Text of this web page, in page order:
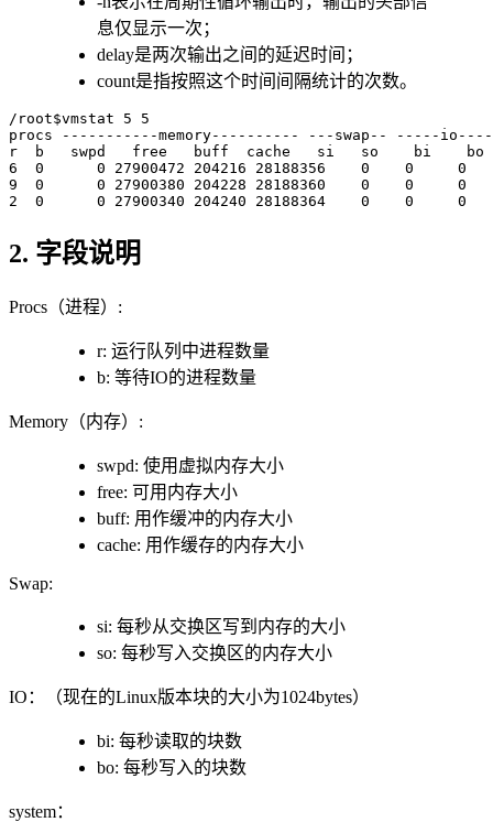
息仅显示一次；
delay是两次输出之间的延迟时间；
count是指按照这个时间间隔统计的次数。
/root$vmstat 5 5
procs -----------memory---------- ---swap-- -----
r  b   swpd   free   buff  cache   si   so    bi    bo
6  0      0 27900472 204216 28188356    0    0
9  0      0 27900380 204228 28188360    0    0     0
2. 字段说明
Procs（进程）:
r: 运行队列中进程数量
b: 等待IO的进程数量
Memory（内存）:
swpd: 使用虚拟内存大小
free: 可用内存大小
buff: 用作缓冲的内存大小
cache: 用作缓存的内存大小
Swap:
si: 每秒从交换区写到内存的大小
so: 每秒写入交换区的内存大小
IO：（现在的Linux版本块的大小为1024bytes）
bi: 每秒读取的块数
bo: 每秒写入的块数
system：